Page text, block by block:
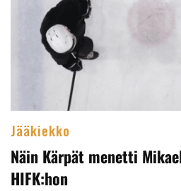
Jääkiekko
Näin Kärpät menetti
HIFK:hon